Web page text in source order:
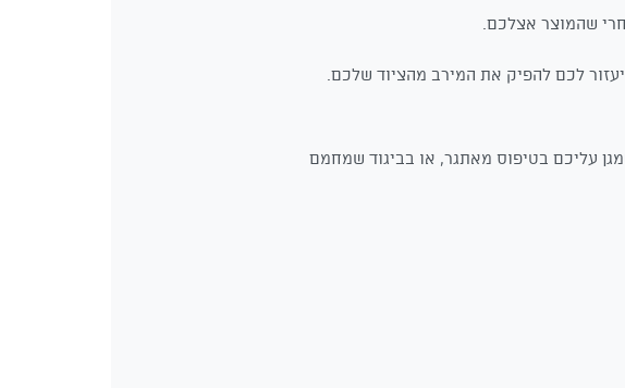
שהמוצר אצלכם.
לכם להפיק את המירב מהציוד שלכם.
עליכם בטיפוס מאתגר, או בביגוד שמחמם